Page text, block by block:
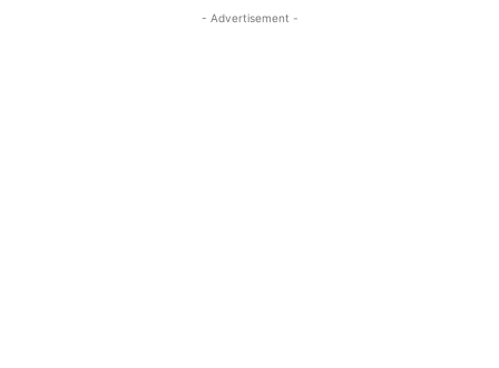
- Advertisement -